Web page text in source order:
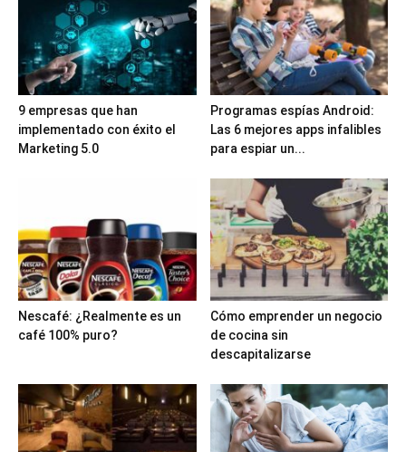
9 empresas que han
implementado con éxito el
Marketing 5.0
Programas espías Android:
Las 6 mejores apps infalibles
para espiar un...
Nescafé: ¿Realmente es un
café 100% puro?
Cómo emprender un negocio
de cocina sin
descapitalizarse